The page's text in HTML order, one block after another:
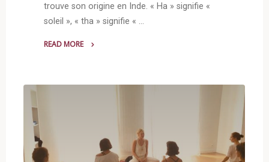
trouve son origine en Inde. « Ha » signifie «
soleil », « tha » signifie « …
READ MORE